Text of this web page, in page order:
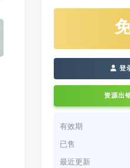
登
资源出
有效期
已售
最近更新